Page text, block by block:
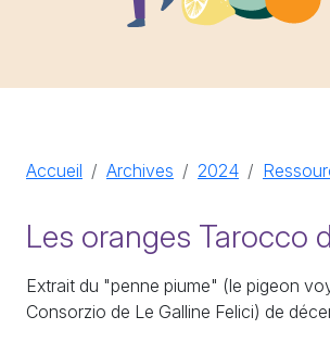
Accueil Archives 2024
Les oranges Tarocco
Extrait du "penne piume" (le pigeon
Consorzio de Le Galline Felici) de